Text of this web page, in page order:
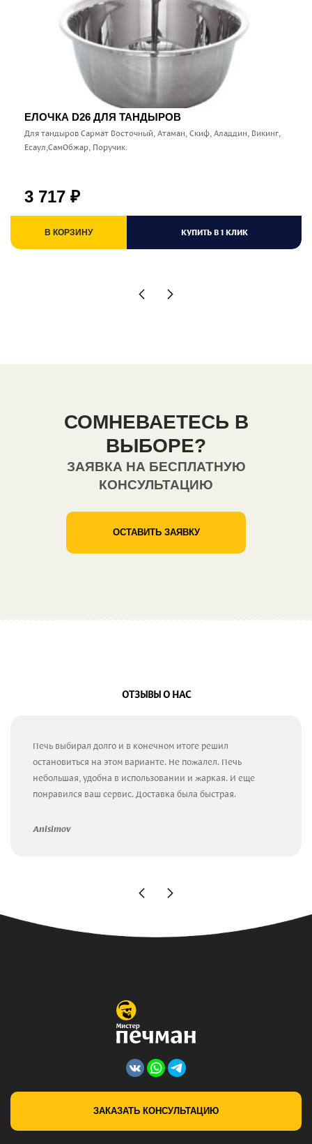
ЕЛОЧКА D26 ДЛЯ ТАНДЫРОВ
Для тандыров Сармат Восточный, Атаман, Скиф, Аладдин, Викинг,
Есаул,СамОбжар, Поручик.
3 717 ₽
В КОРЗИНУ КУПИТЬ В 1 КЛИК
СОМНЕВАЕТЕСЬ В
ВЫБОРЕ?
ЗАЯВКА НА БЕСПЛАТНУЮ
КОНСУЛЬТАЦИЮ
ОСТАВИТЬ ЗАЯВКУ
ОТЗЫВЫ О НАС
Печь выбирал долго и в конечном итоге решил
остановиться на этом варианте. Не пожалел. Печь
небольшая, удобна в использовании и жаркая. И еще
понравился ваш сервис. Доставка была быстрая.
Anisimov
ЗАКАЗАТЬ КОНСУЛЬТАЦИЮ